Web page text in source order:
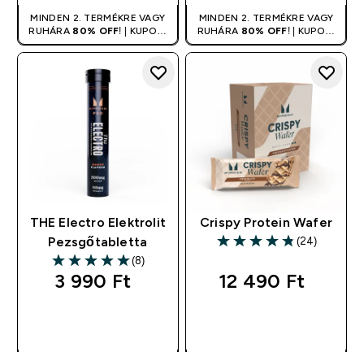
MINDEN 2. TERMÉKRE VAGY
RUHÁRA 80% OFF! | KUPON:
DUPLA
MINDEN 2. TERMÉKRE VAGY
RUHÁRA 80% OFF! | KUPON:
DUPLA
THE Electro Elektrolit
Pezsgőtabletta
5 out of 5 stars
(8)
3 990 Ft‎
Crispy Protein Wafer
4.83 out of 5 stars
(24)
12 490 Ft‎